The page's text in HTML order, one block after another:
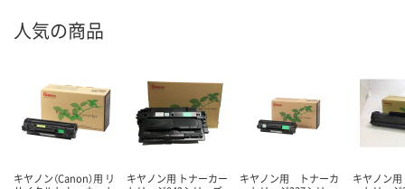
人気の商品
キヤノン（Canon）用 リ
キヤノン用 トナーカー
キヤノン用 トナーカ
キヤノン